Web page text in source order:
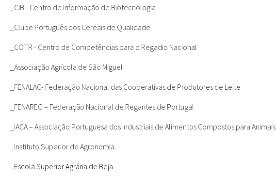
_CIB - Centro de Informação de Biotecnologia
_Clube Português dos Cereais de Qualidade
_COTR - Centro de Competências para o Regadio Nacional
_Associação Agrícola de São Miguel
_FENALAC- Federação Nacional das Cooperativas de Produtores de Leite
_FENAREG – Federação Nacional de Regantes de Portugal
_IACA– Associação Portuguesa dos Industriais de Alimentos Compostos para Animais
_Instituto Superior de Agronomia
_Escola Superior Agrária de Beja